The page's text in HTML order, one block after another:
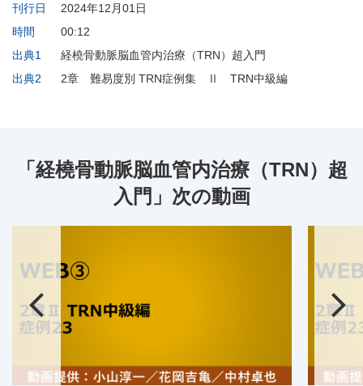
刊行日
2024年12月01日
時間
00:12
出典1
経橈骨動脈脳血管内治療（TRN）超入門
出典2
2章 難易度別 TRN症例集 Ⅱ TRN中級編
「経橈骨動脈脳血管内治療（TRN）超
入門」次の動画